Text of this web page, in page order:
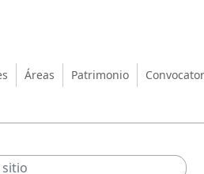
las Artes
Áreas Patrimonio